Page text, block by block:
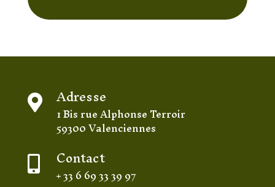
 Adresse
1 Bis rue Alphonse Terroir
59300 Valenciennes
 Contact
+ 33 6 69 33 39 97